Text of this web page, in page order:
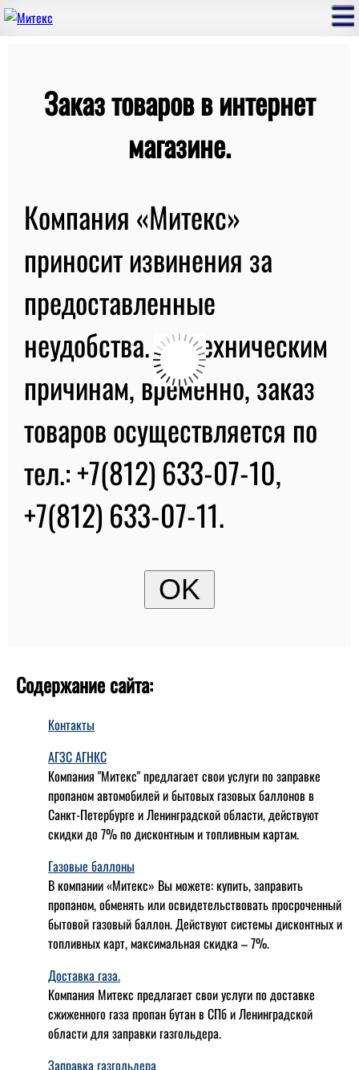
Заказ товаров в интернет
магазине.
Компания «Митекс»
приносит извинения за
предоставленные
неудобства. По техническим
причинам, временно, заказ
товаров осуществляется по
тел.: +7(812) 633-07-10,
+7(812) 633-07-11.
Содержание сайта:
Контакты
АГЗС АГНКС
Компания "Митекс" предлагает свои услуги по заправке
пропаном автомобилей и бытовых газовых баллонов в
Санкт-Петербурге и Ленинградской области, действуют
скидки до 7% по дисконтным и топливным картам.
Газовые баллоны
В компании «Митекс» Вы можете: купить, заправить
пропаном, обменять или освидетельствовать просроченный
бытовой газовый баллон. Действуют системы дисконтных и
топливных карт, максимальная скидка – 7%.
Доставка газа.
Компания Митекс предлагает свои услуги по доставке
сжиженного газа пропан бутан в СПб и Ленинградской
области для заправки газгольдера.
Заправка газгольдера